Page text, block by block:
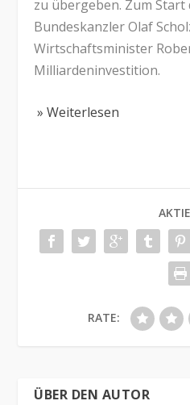
zu übergeben. Zum
Bundeskanzler Olaf
Wirtschaftsminister
Milliardeninvestition.
» Weiterlesen
RATE:
ÜBER DEN AUTOR